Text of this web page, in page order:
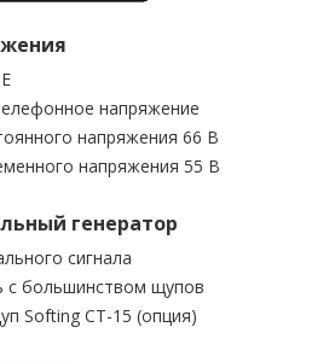
напряжение
напряжения 66 В
напряжения 55 В
генератор
сигнала
с большинством щупов
Softing CT-15 (опция)